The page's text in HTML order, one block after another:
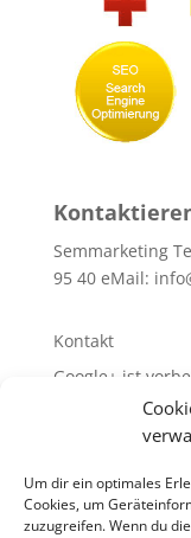
Um dir ein optimales
Cookies, um
zuzugreifen. Wenn du
Semmarketing
95 40 eMail:
Kontakt
Google+ ist
10 SEO-TIPPS
10 SEA – TIPPS
WEB-Site-Audit/
Glossar rund um